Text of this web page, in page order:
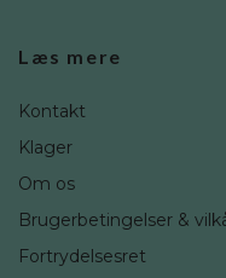
Læs mere
Kontakt
Klager
Om os
Brugerbetingelser &
Fortrydelsesret